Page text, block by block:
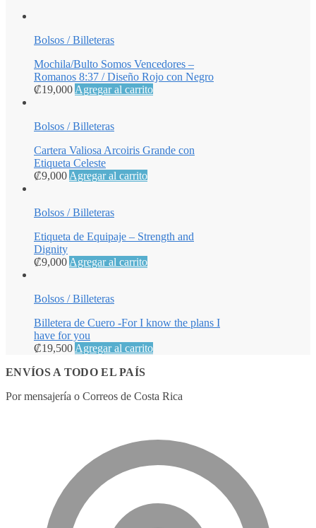
Bolsos / Billeteras
Mochila/Bulto Somos Vencedores –
Romanos 8:37 / Diseño Rojo con Negro
₡19,000 Agregar al carrito
Bolsos / Billeteras
Cartera Valiosa Arcoiris Grande con
Etiqueta Celeste
₡9,000 Agregar al carrito
Bolsos / Billeteras
Etiqueta de Equipaje – Strength and
Dignity
₡9,000 Agregar al carrito
Bolsos / Billeteras
Billetera de Cuero -For I know the plans I
have for you
₡19,500 Agregar al carrito
ENVÍOS A TODO EL PAÍS
Por mensajería o Correos de Costa Rica